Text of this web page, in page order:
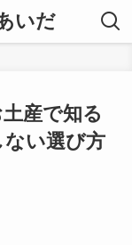
いだ
土産で知る
ない選び方